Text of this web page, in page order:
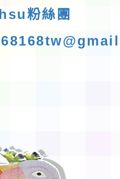
粉絲團